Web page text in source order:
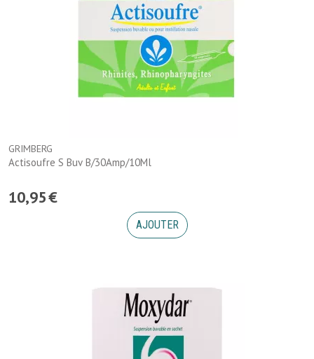
GRIMBERG
Actisoufre S Buv B/30Amp/10Ml
10,95€
AJOUTER